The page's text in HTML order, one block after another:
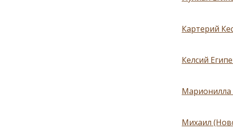
Картерий
Келсий
Марионилла
Михаил